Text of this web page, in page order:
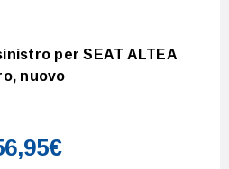
per SEAT ALTEA
nuovo